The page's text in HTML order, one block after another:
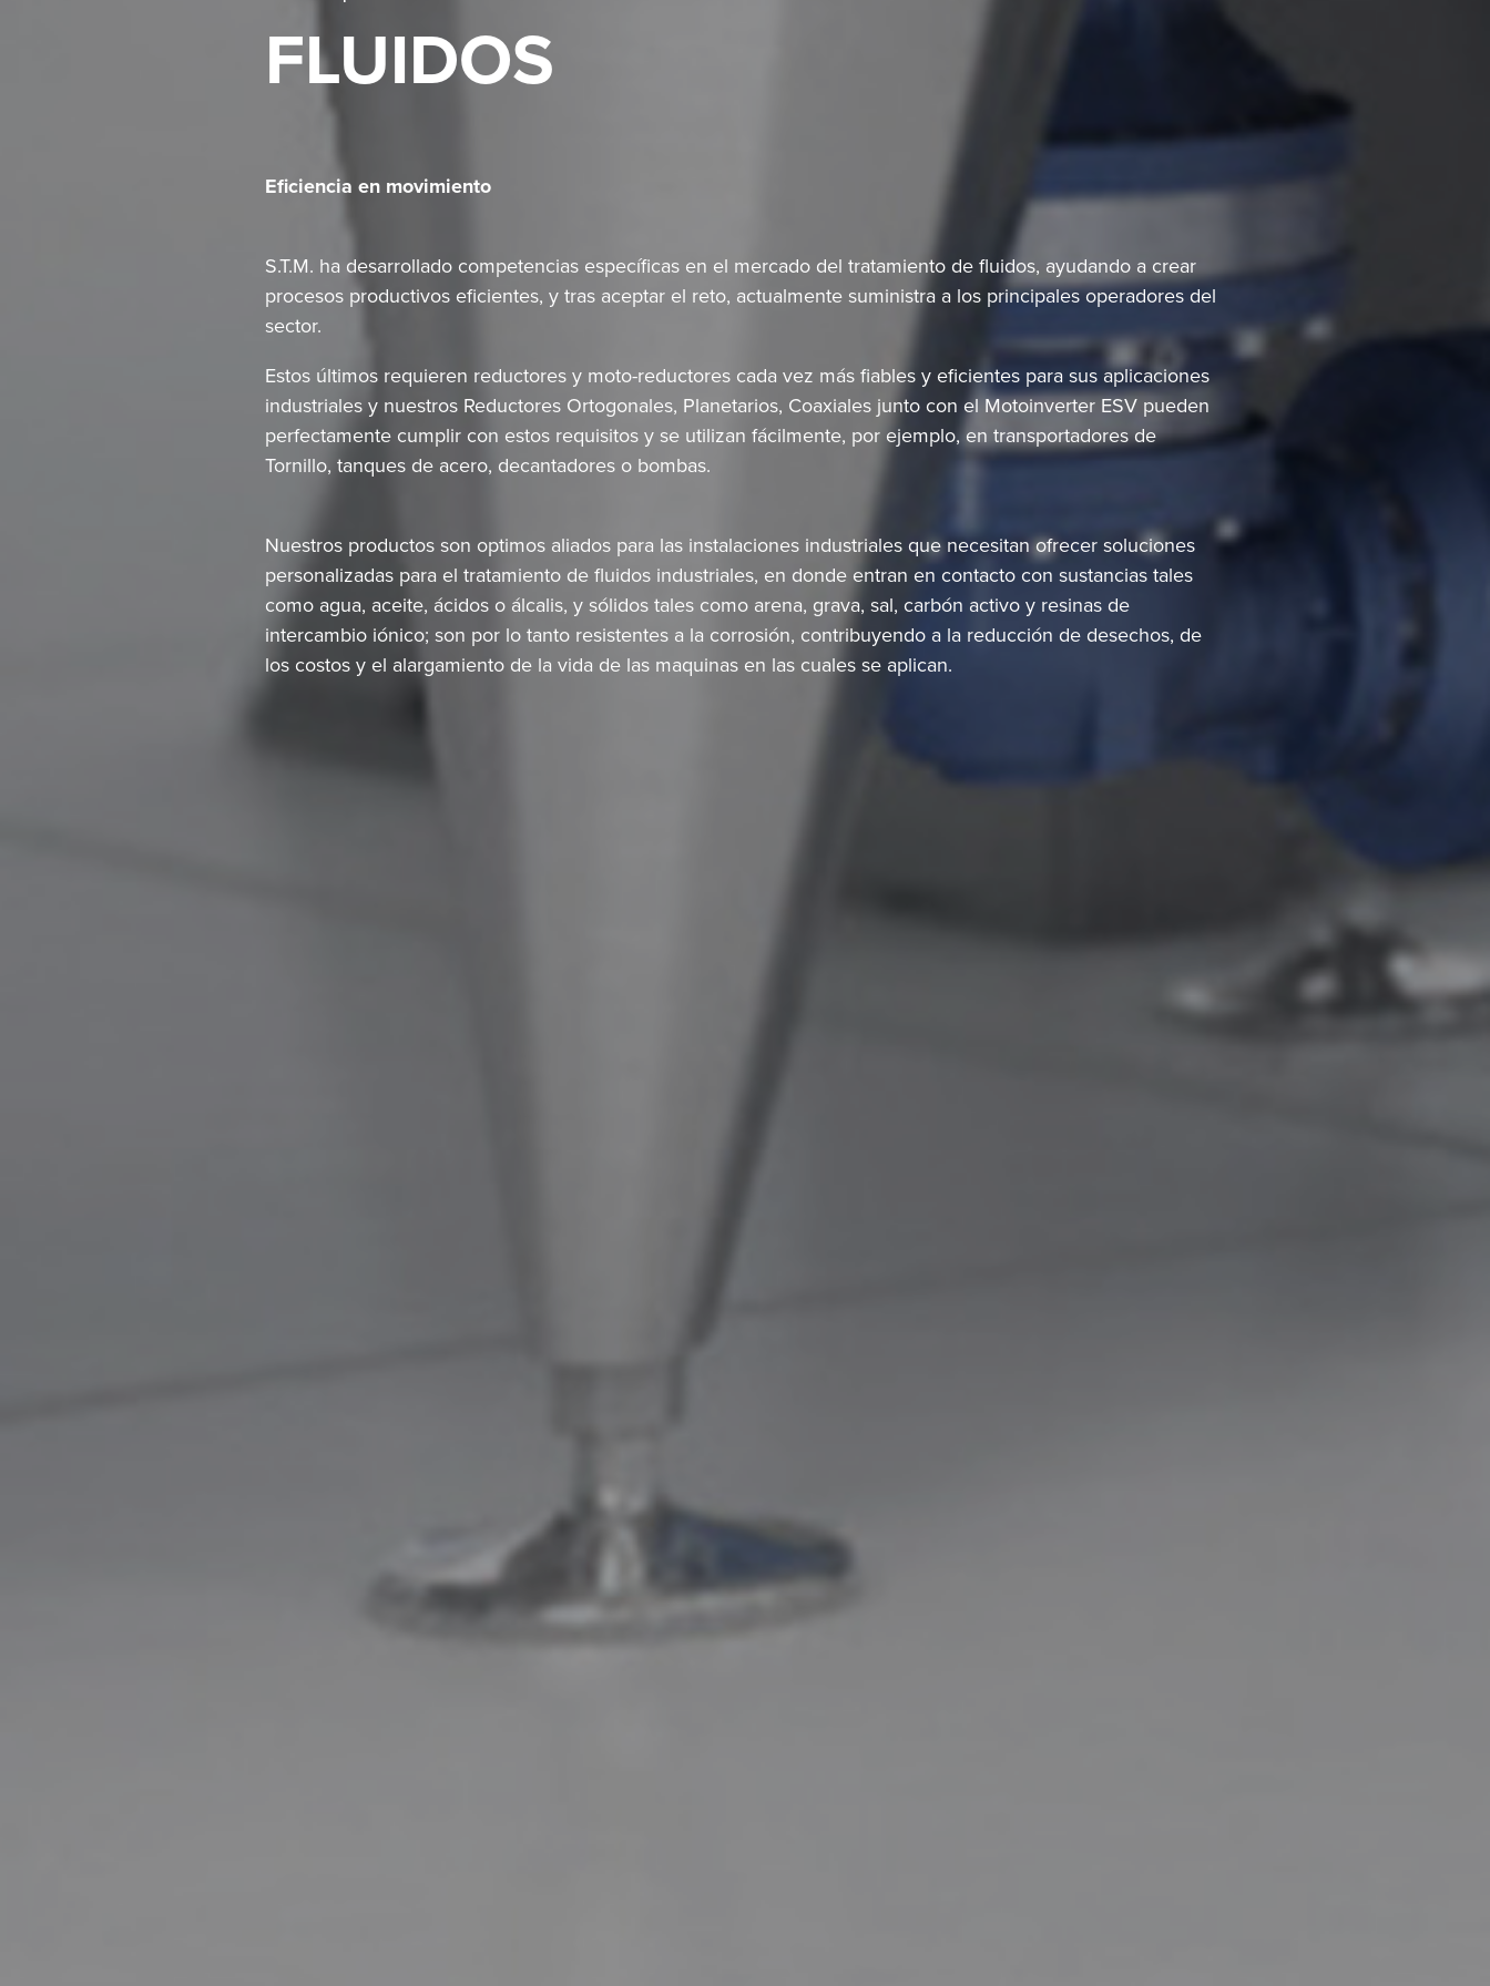
FLUIDOS
Eficiencia en movimiento
S.T.M. ha desarrollado competencias específicas en el mercado del tratamiento de fluidos, ayudando a crear
procesos productivos eficientes, y tras aceptar el reto, actualmente suministra a los principales operadores del
sector.
Estos últimos requieren reductores y moto-reductores cada vez más fiables y eficientes para sus aplicaciones
industriales y nuestros Reductores Ortogonales, Planetarios, Coaxiales junto con el Motoinverter ESV pueden
perfectamente cumplir con estos requisitos y se utilizan fácilmente, por ejemplo, en transportadores de
Tornillo, tanques de acero, decantadores o bombas.
Nuestros productos son optimos aliados para las instalaciones industriales que necesitan ofrecer soluciones
personalizadas para el tratamiento de fluidos industriales, en donde entran en contacto con sustancias tales
como agua, aceite, ácidos o álcalis, y sólidos tales como arena, grava, sal, carbón activo y resinas de
intercambio iónico; son por lo tanto resistentes a la corrosión, contribuyendo a la reducción de desechos, de
los costos y el alargamiento de la vida de las maquinas en las cuales se aplican.